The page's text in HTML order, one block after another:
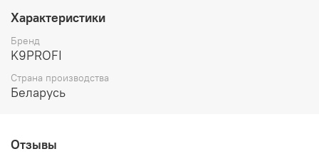
Характеристики
Бренд
K9PROFI
Страна производства
Беларусь
Отзывы